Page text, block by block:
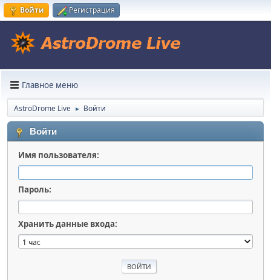
Войти Регистрация
Главное меню
AstroDrome Live ► Войти
Войти
Имя пользователя:
Пароль:
Хранить данные входа: